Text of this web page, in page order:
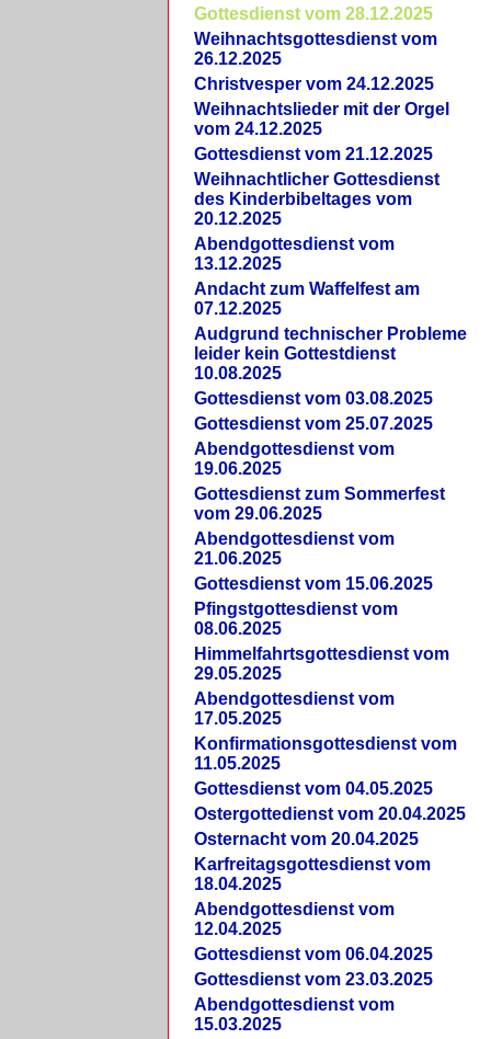
Gottesdienst vom 28.12.2025
Weihnachtsgottesdienst vom
26.12.2025
Christvesper vom 24.12.2025
Weihnachtslieder mit der Orgel
vom 24.12.2025
Gottesdienst vom 21.12.2025
Weihnachtlicher Gottesdienst
des Kinderbibeltages vom
20.12.2025
Abendgottesdienst vom
13.12.2025
Andacht zum Waffelfest am
07.12.2025
Audgrund technischer Probleme
leider kein Gottestdienst
10.08.2025
Gottesdienst vom 03.08.2025
Gottesdienst vom 25.07.2025
Abendgottesdienst vom
19.06.2025
Gottesdienst zum Sommerfest
vom 29.06.2025
Abendgottesdienst vom
21.06.2025
Gottesdienst vom 15.06.2025
Pfingstgottesdienst vom
08.06.2025
Himmelfahrtsgottesdienst vom
29.05.2025
Abendgottesdienst vom
17.05.2025
Konfirmationsgottesdienst vom
11.05.2025
Gottesdienst vom 04.05.2025
Ostergottedienst vom 20.04.2025
Osternacht vom 20.04.2025
Karfreitagsgottesdienst vom
18.04.2025
Abendgottesdienst vom
12.04.2025
Gottesdienst vom 06.04.2025
Gottesdienst vom 23.03.2025
Abendgottesdienst vom
15.03.2025